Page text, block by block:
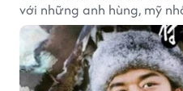
với những anh hùng, mỹ